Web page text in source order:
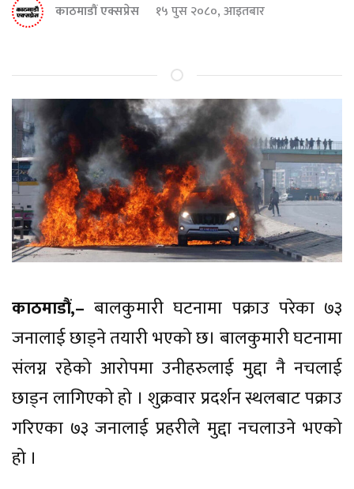
काठमाडौं एक्सप्रेस १५ पुस २०८०, आइतबार
काठमाडौं,– बालकुमारी घटनामा पक्राउ परेका ७३
जनालाई छाड्ने तयारी भएको छ। बालकुमारी घटनामा
संलग्न रहेको आरोपमा उनीहरुलाई मुद्दा नै नचलाई
छाड्न लागिएको हो । शुक्रवार प्रदर्शन स्थलबाट पक्राउ
गरिएका ७३ जनालाई प्रहरीले मुद्दा नचलाउने भएको
हो ।